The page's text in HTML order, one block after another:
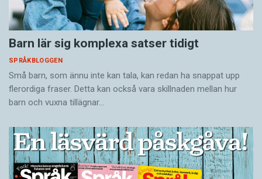
Barn lär sig komplexa satser tidigt
SPRÅKBLOGGEN
Små barn, som ännu inte kan tala, kan redan ha snappat upp
flerordiga fraser. Detta kan också vara skillnaden mellan hur
barn och vuxna tillägnar…